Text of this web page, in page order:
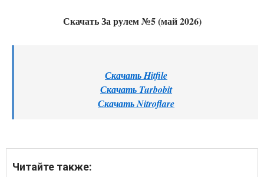
Скачать За рулем №5 (май 2026)
Скачать Hitfile
Скачать Turbobit
Скачать Nitroflare
Читайте также: